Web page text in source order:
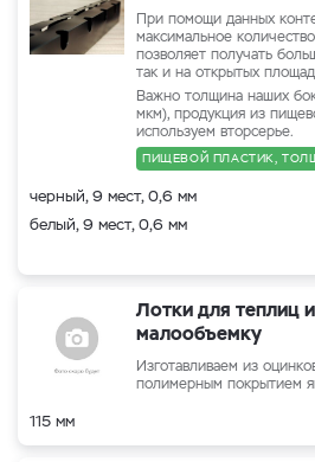
При помощи данных
максимальное
позволяет получать
так и на открытых
Важно толщина наших
мкм), продукция из
используем вторсерье.
ПИЩЕВОЙ ПЛАСТИК,
черный, 9 мест, 0,6 мм
белый, 9 мест, 0,6 мм
Лотки для теплиц
малообъемку
Изготавливаем из
полимерным покрытием
115 мм